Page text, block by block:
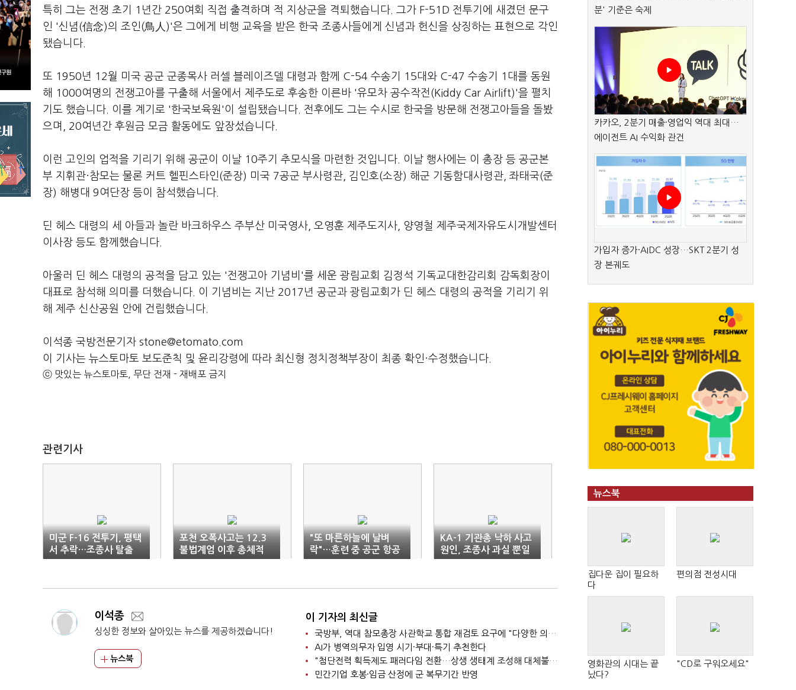
특히 그는 전쟁 초기 1년간 250여회 직접 출격하며 적 지상군을 격퇴했습니다. 그가 F-51D 전투기에 새겼던 문구
인 '신념(信念)의 조인(鳥人)'은 그에게 비행 교육을 받은 한국 조종사들에게 신념과 헌신을 상징하는 표현으로 각인
됐습니다.
또 1950년 12월 미국 공군 군종목사 러셀 블레이즈델 대령과 함께 C-54 수송기 15대와 C-47 수송기 1대를 동원
해 1000여명의 전쟁고아를 구출해 서울에서 제주도로 후송한 이른바 '유모차 공수작전(Kiddy Car Airlift)'을 펼치
기도 했습니다. 이를 계기로 '한국보육원'이 설립됐습니다. 전후에도 그는 수시로 한국을 방문해 전쟁고아들을 돌봤
으며, 20여년간 후원금 모금 활동에도 앞장섰습니다.
이런 고인의 업적을 기리기 위해 공군이 이날 10주기 추모식을 마련한 것입니다. 이날 행사에는 이 총장 등 공군본
부 지휘관·참모는 물론 커트 헬핀스타인(준장) 미국 7공군 부사령관, 김인호(소장) 해군 기동함대사령관, 좌태국(준
장) 해병대 9여단장 등이 참석했습니다.
딘 헤스 대령의 세 아들과 놀란 바크하우스 주부산 미국영사, 오영훈 제주도지사, 양영철 제주국제자유도시개발센터
이사장 등도 함께했습니다.
아울러 딘 헤스 대령의 공적을 담고 있는 '전쟁고아 기념비'를 세운 광림교회 김정석 기독교대한감리회 감독회장이
대표로 참석해 의미를 더했습니다. 이 기념비는 지난 2017년 공군과 광림교회가 딘 헤스 대령의 공적을 기리기 위
해 제주 신산공원 안에 건립했습니다.
이석종 국방전문기자 stone@etomato.com
이 기사는 뉴스토마토 보도준칙 및 윤리강령에 따라 최신형 정치정책부장이 최종 확인·수정했습니다.
ⓒ 맛있는 뉴스토마토, 무단 전재 - 재배포 금지
관련기사
미군 F-16 전투기, 평택
서 추락…조종사 탈출
포천 오폭사고는 12.3
불법계엄 이후 총체적
군 기강 해이 결과
"또 마른하늘에 날벼
락"…훈련 중 공군 항공
기서 기관총 떨어져
KA-1 기관총 낙하 사고
원인, 조종사 과실 뿐일
까?
이석종
싱싱한 정보와 살아있는 뉴스를 제공하겠습니다!
뉴스북
이 기자의 최신글
국방부, 역대 참모총장 사관학교 통합 재검토 요구에 "다양한 의견 수렴해 합리적 시스템 만들 것"
AI가 병역의무자 입영 시기·부대·특기 추천한다
"첨단전력 획득제도 패러다임 전환…상생 생태계 조성해 대체불가 K-방산 도약"
민간기업 호봉·임금 산정에 군 복무기간 반영
분' 기준은 숙제
카카오, 2분기 매출·영업익 역대 최대…
에이전트 AI 수익화 관건
가입자 증가·AIDC 성장…SKT 2분기 성
장 본궤도
뉴스북
집다운 집이 필요하
다
편의점 전성시대
영화관의 시대는 끝
났다?
"CD로 구워오세요"